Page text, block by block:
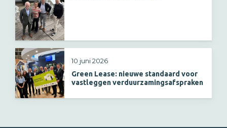
Green Lease: nieuwe standaard voor
vastleggen verduurzamingsafspraken
10 juni 2026